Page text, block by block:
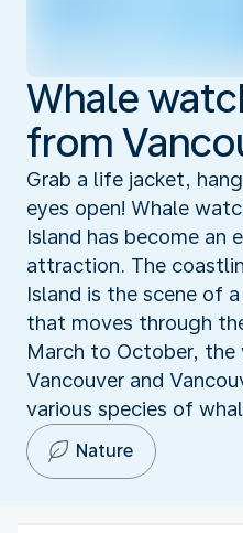
Whale
from
Grab a life jacket,
eyes open! Whale
Island has become an
attraction. The
Island is the scene of
that moves through
March to October, the
Vancouver and
various species of
Nature